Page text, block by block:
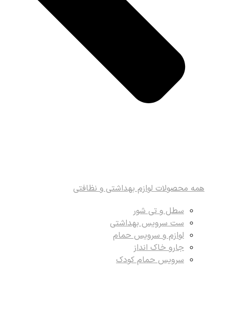
همه محصولات لوازم بهداشتی و نظافتی
سطل و تی شور
ست سرویس بهداشتی
لوازم و سرویس حمام
جارو خاک انداز
سرویس حمام کودک